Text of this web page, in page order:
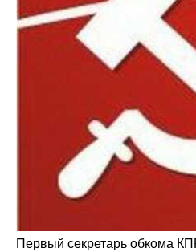
Первый секретарь обкома